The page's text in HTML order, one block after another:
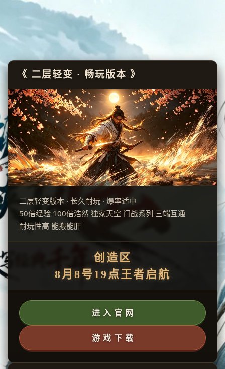
《 二层轻变 · 畅玩版本 》
二层轻变版本 · 长久耐玩 · 爆率适中
50倍经验 100倍浩然 独家天空 门战系列 三端互通
耐玩性高 能搬能肝
创造区
8月8号19点王者启航
进 入 官 网
游 戏 下 载